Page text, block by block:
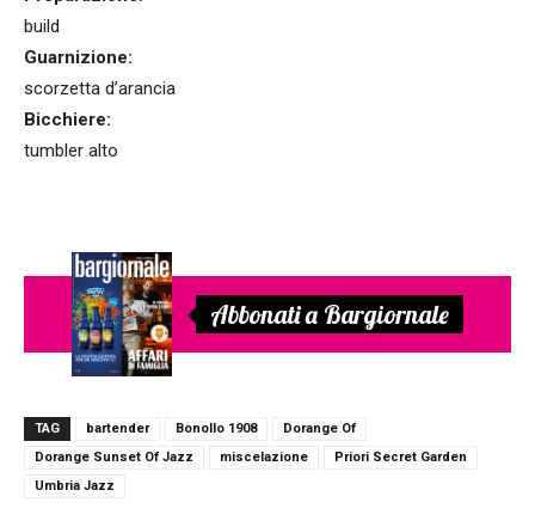
build
Guarnizione:
scorzetta d’arancia
Bicchiere:
tumbler alto
Abbonati a Bargiornale
TAG bartender Bonollo 1908
Dorange Of
Dorange Sunset Of Jazz
miscelazione
Priori Secret Garden
Umbria Jazz